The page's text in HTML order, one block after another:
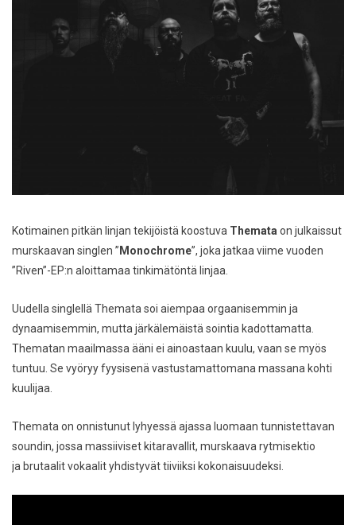
Kotimainen pitkän linjan tekijöistä koostuva Themata on julkaissut
murskaavan singlen ” Monochrome”, joka jatkaa viime vuoden
”Riven”-EP:n aloittamaa tinkimätöntä linjaa.
Uudella singlellä Themata soi aiempaa orgaanisemmin ja
dynaamisemmin, mutta järkälemäistä sointia kadottamatta.
Thematan maailmassa ääni ei ainoastaan kuulu, vaan se myös
tuntuu. Se vyöryy fyysisenä vastustamattomana massana kohti
kuulijaa.
Themata on onnistunut lyhyessä ajassa luomaan tunnistettavan
soundin, jossa massiiviset kitaravallit, murskaava rytmisektio
ja brutaalit vokaalit yhdistyvät tiiviiksi kokonaisuudeksi.